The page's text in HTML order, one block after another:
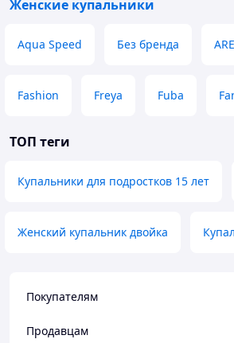
Женские купальники
Aqua Speed Без бренда
Fashion Freya Fuba
ТОП теги
Купальники для подростков 15 лет
Женский купальник двойка
Покупателям
Продавцам